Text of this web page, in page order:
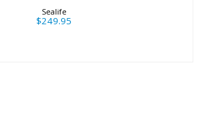
$249.95
Sealife
$249.95